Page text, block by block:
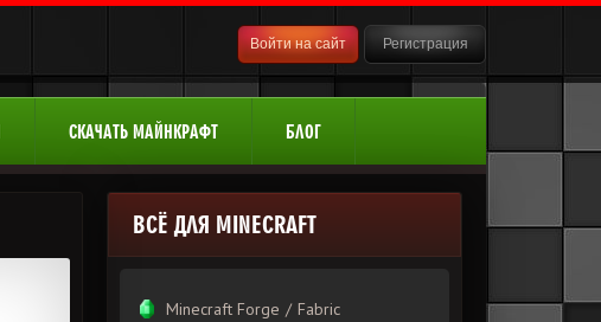
Войти на сайт Регистрация
СКАЧАТЬ МАЙНКРАФТ БЛОГ
ВСЁ ДЛЯ MINECRAFT
Minecraft Forge / Fabric